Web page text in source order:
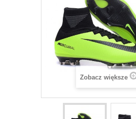
Zobacz większe